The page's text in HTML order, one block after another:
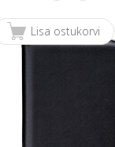
Lisa ostukorvi